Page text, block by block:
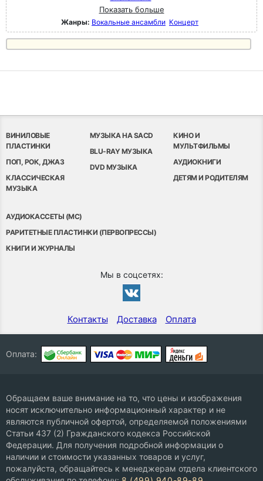
Показать больше
Жанры: Вокальные ансамбли Концерт
ВИНИЛОВЫЕ
ПЛАСТИНКИ
ПОП, РОК, ДЖАЗ
КЛАССИЧЕСКАЯ
МУЗЫКА
МУЗЫКА НА SACD
BLU-RAY МУЗЫКА
DVD МУЗЫКА
КИНО И
МУЛЬТФИЛЬМЫ
АУДИОКНИГИ
ДЕТЯМ И РОДИТЕЛЯМ
АУДИОКАССЕТЫ (MC)
РАРИТЕТНЫЕ ПЛАСТИНКИ (ПЕРВОПРЕССЫ)
КНИГИ И ЖУРНАЛЫ
Мы в соцсетях:
Контакты Доставка Оплата
Оплата:
Обращаем ваше внимание на то, что цены и изображения
носят исключительно информационный характер и не
являются публичной офертой, определяемой положениями
Статьи 437 (2) Гражданского кодекса Российской
Федерации. Для получения подробной информации о
наличии и стоимости указанных товаров и услуг,
пожалуйста, обращайтесь к менеджерам отдела клиентского